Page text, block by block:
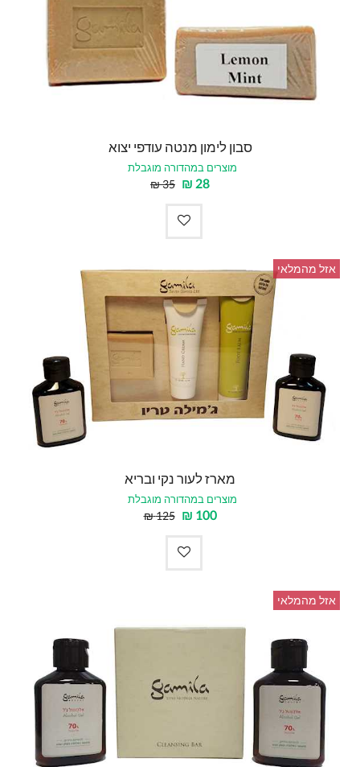
סבון לימון מנטה עודפי יצוא
מוצרים במהדורה מוגבלת
28
₪
35
₪
אזל מהמלאי
מארז לעור נקי ובריא
מוצרים במהדורה מוגבלת
100
₪
125
₪
אזל מהמלאי